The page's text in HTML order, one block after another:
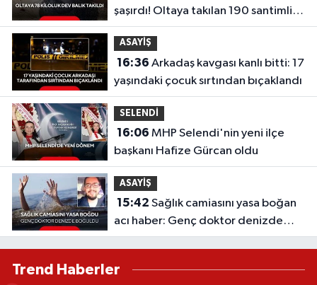
şaşırdı! Oltaya takılan 190 santimlik
dev yayın balığı
ASAYİŞ
16:36
yaşındaki çocuk sırtından bıçaklandı
SELENDİ
16:06
başkanı Hafize Gürcan oldu
ASAYİŞ
15:42
acı haber: Genç doktor denizde
boğuldu
Trend Haberler